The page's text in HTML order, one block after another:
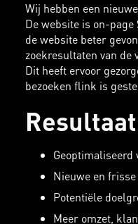
Wij hebben een
De website is on-
de website beter
zoekresultaten van de
Dit heeft ervoor
bezoeken flink is
Resultaat
Geoptimaliseerd
Nieuwe en
Potentiële
Meer omzet,